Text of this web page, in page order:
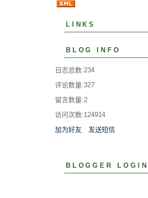
LINKS
BLOG INFO
日志总数:234
评论数量:327
留言数量:2
访问次数:124914
加为好友
发送短信
BLOGGER LOGIN